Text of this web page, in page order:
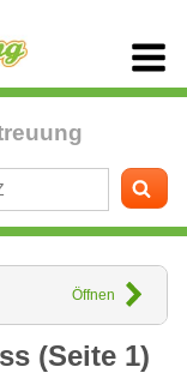
Öffnen
(Seite 1)